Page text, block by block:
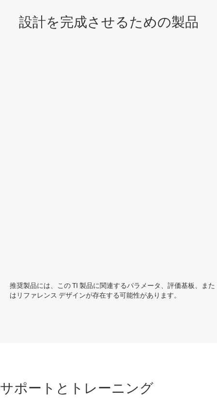
推奨製品には、この TI 製品に関連するパラメータ、評価基板、また
はリファレンス デザインが存在する可能性があります。
サポートとトレーニング